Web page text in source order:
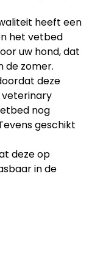
heeft een
het vetbed
uw hond, dat
de zomer.
deze
nog
geschikt
deze op
in de